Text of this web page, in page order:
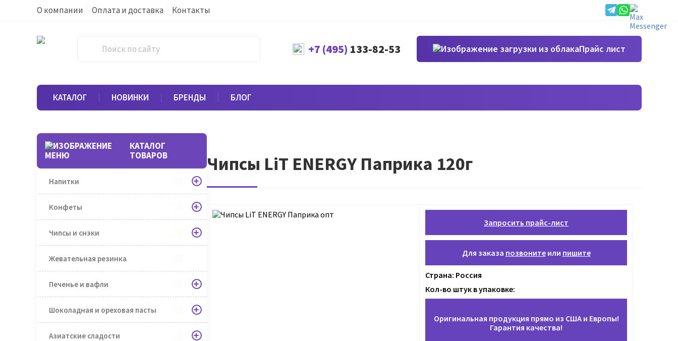
О компании Оплата и доставка Контакты
+7 (495) 133-82-53 Прайс лист
КАТАЛОГ НОВИНКИ БРЕНДЫ БЛОГ
КАТАЛОГ
ТОВАРОВ
Напитки
Конфеты
Чипсы и снэки
Жевательная резинка
Печенье и вафли
Шоколадная и ореховая пасты
Азиатские сладости
Чипсы LiT ENERGY Паприка 120г
Запросить прайс-лист
Для заказа позвонитеили пишите
Страна: Россия
Кол-во штук в упаковке:
Оригинальная продукция прямо из США и Европы!
Гарантия качества!